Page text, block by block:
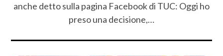
anche detto sulla pagina Facebook di TUC: Oggi ho
preso una decisione,…